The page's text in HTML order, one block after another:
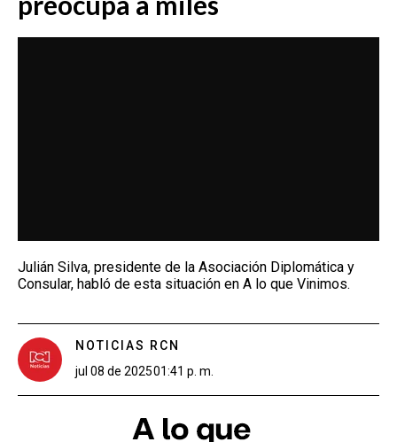
EMISIÓN 11:30 PM
Julián Silva, presidente de la Asociación Diplomática y
Consular, habló de esta situación en A lo que Vinimos.
NOTICIAS RCN
jul 08 de 202501:41 p. m.